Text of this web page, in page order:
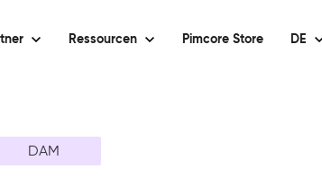
Ressourcen Pimcore Store DE
DAM